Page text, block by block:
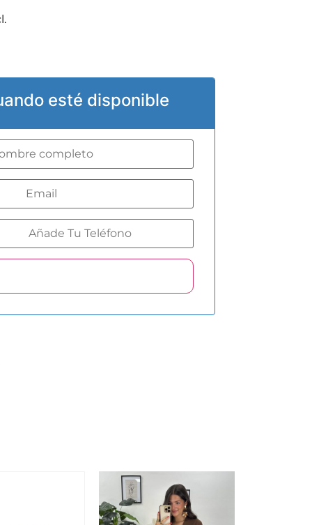
esté disponible